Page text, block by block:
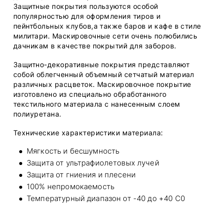
Защитные покрытия пользуются особой
популярностью для оформления тиров и
пейнтбольных клубов,а также баров и кафе в стиле
милитари. Маскировочные сети очень полюбились
дачникам в качестве покрытий для заборов.
Защитно-декоративные покрытия представляют
собой облегченный объемный сетчатый материал
различных расцветок. Маскировочное покрытие
изготовлено из специально обработанного
текстильного материала с нанесенным слоем
полиуретана.
Технические характеристики материала:
Мягкость и бесшумность
Защита от ультрафиолетовых лучей
Защита от гниения и плесени
100% непромокаемость
Температурный диапазон от -40 до +40 C0